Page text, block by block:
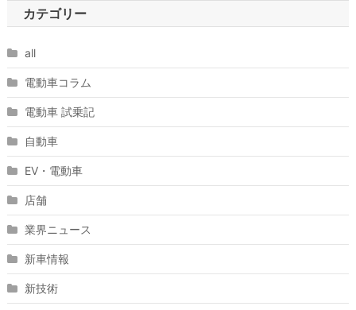
カテゴリー
all
電動車コラム
電動車 試乗記
自動車
EV・電動車
店舗
業界ニュース
新車情報
新技術